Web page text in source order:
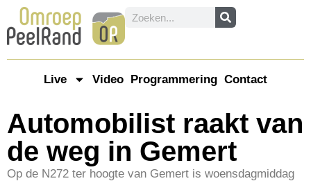
Live Video Programmering Contact
Automobilist raakt van
de weg in Gemert
Op de N272 ter hoogte van Gemert is woensdagmiddag